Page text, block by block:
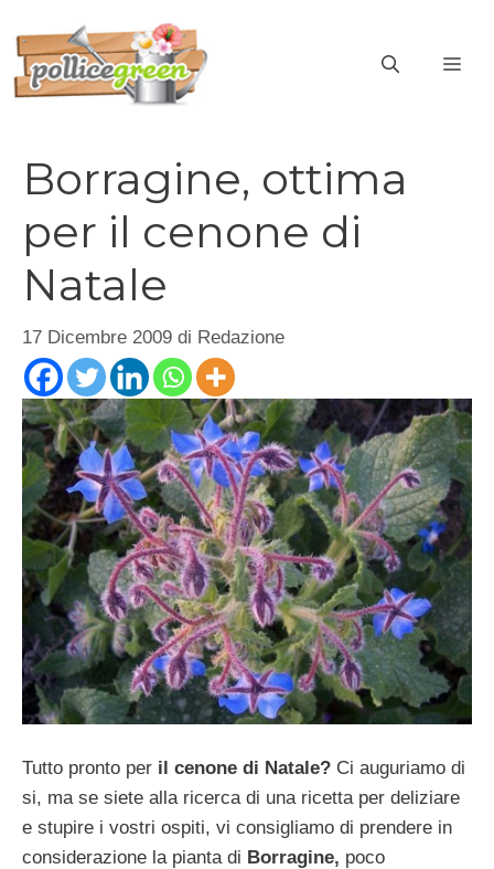
contenuto
Borragine, ottima
per il cenone di
Natale
17 Dicembre 2009 di Redazione
Tutto pronto per il cenone di Natale? Ci auguriamo di
si, ma se siete alla ricerca di una ricetta per deliziare
e stupire i vostri ospiti, vi consigliamo di prendere in
considerazione la pianta di Borragine, poco